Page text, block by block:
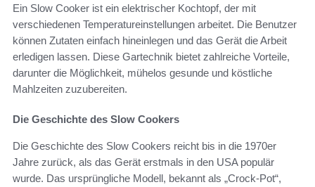
Ein Slow Cooker ist ein elektrischer Kochtopf, der mit
verschiedenen Temperatureinstellungen arbeitet. Die Benutzer
können Zutaten einfach hineinlegen und das Gerät die Arbeit
erledigen lassen. Diese Gartechnik bietet zahlreiche Vorteile,
darunter die Möglichkeit, mühelos gesunde und köstliche
Mahlzeiten zuzubereiten.
Die Geschichte des Slow Cookers
Die Geschichte des Slow Cookers reicht bis in die 1970er
Jahre zurück, als das Gerät erstmals in den USA populär
wurde. Das ursprüngliche Modell, bekannt als „Crock-Pot“,